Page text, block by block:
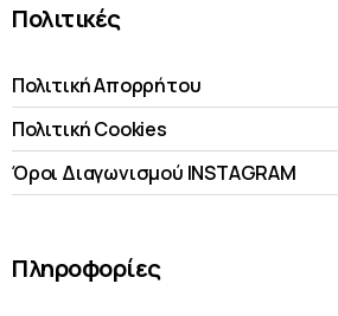
Πολιτικές
Πολιτική Απορρήτου
Πολιτική Cookies
Όροι Διαγωνισμού INSTAGRAM
Πληροφορίες